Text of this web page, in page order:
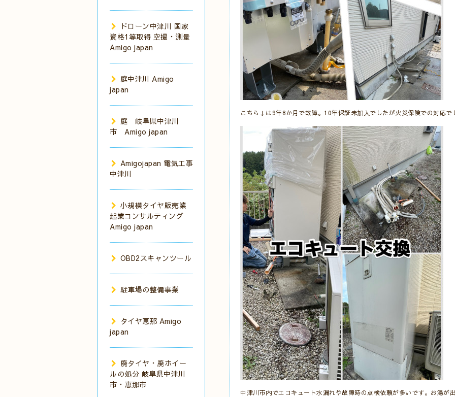
こちら↓は9年8か月で故障。10年保証未加入でしたが火災保険での対応で
中津川市内でエコキュート水漏れや故障時の点検依頼が多いです。お湯が
ドローン中津川 国家
資格1等取得 空撮・測量
Amigo japan
庭中津川 Amigo
japan
庭 岐阜県中津川
市 Amigo japan
Amigojapan 電気工事
中津川
小規模タイヤ販売業
起業コンサルティング
Amigo japan
OBD2スキャンツール
駐車場の整備事業
タイヤ恵那 Amigo
japan
廃タイヤ・廃ホイー
ルの処分 岐阜県中津川
市・恵那市